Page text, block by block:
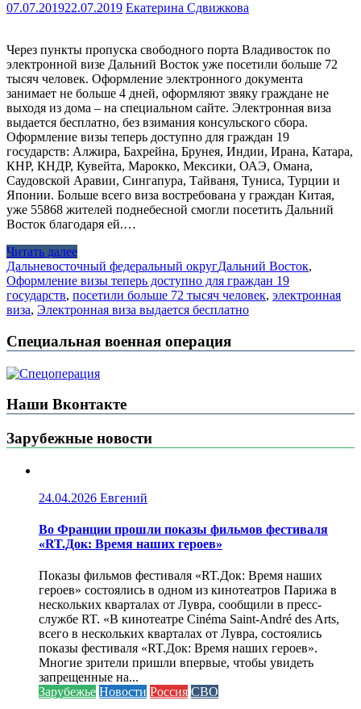
07.07.201922.07.2019 Екатерина Сдвижкова
Через пункты пропуска свободного порта Владивосток по
электронной визе Дальний Восток уже посетили больше 72
тысяч человек. Оформление электронного документа
занимает не больше 4 дней, оформляют звяку граждане не
выходя из дома – на специальном сайте. Электронная виза
выдается бесплатно, без взимания консульского сбора.
Оформление визы теперь доступно для граждан 19
государств: Алжира, Бахрейна, Брунея, Индии, Ирана, Катара,
КНР, КНДР, Кувейта, Марокко, Мексики, ОАЭ, Омана,
Саудовской Аравии, Сингапура, Тайваня, Туниса, Турции и
Японии. Больше всего виза востребована у граждан Китая,
уже 55868 жителей поднебесной смогли посетить Дальний
Восток благодаря ей.…
Читать далее
Дальневосточный федеральный округДальний Восток,
Оформление визы теперь доступно для граждан 19
государств, посетили больше 72 тысяч человек, электронная
виза, Электронная виза выдается бесплатно
Специальная военная операция
Наши Вконтакте
Зарубежные новости
24.04.2026 Евгений
Во Франции прошли показы фильмов фестиваля
«RT.Док: Время наших героев»
Показы фильмов фестиваля «RT.Док: Время наших
героев» состоялись в одном из кинотеатров Парижа в
нескольких кварталах от Лувра, сообщили в пресс-
службе RT. «В кинотеатре Cinéma Saint-André des Arts,
всего в нескольких кварталах от Лувра, состоялись
показы фестиваля «RT.Док: Время наших героев».
Многие зрители пришли впервые, чтобы увидеть
запрещенные на...
Зарубежье Новости Россия СВО